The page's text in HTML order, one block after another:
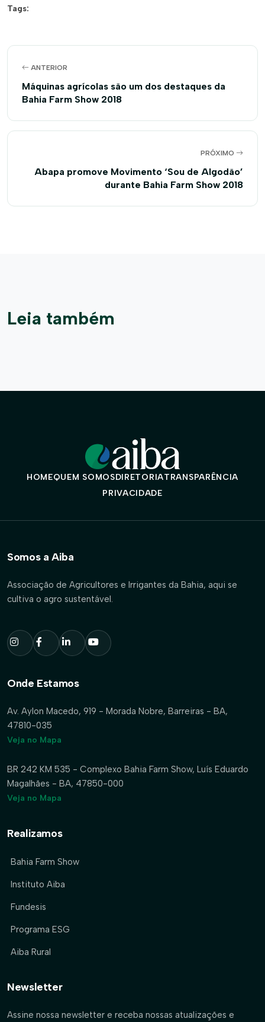
Tags:
ANTERIOR
Máquinas agrícolas são um dos destaques da
Bahia Farm Show 2018
PRÓXIMO
Abapa promove Movimento ‘Sou de Algodão’
durante Bahia Farm Show 2018
Leia também
HOMEQUEM SOMOSDIRETORIATRANSPARÊNCIA
PRIVACIDADE
Somos a Aiba
Associação de Agricultores e Irrigantes da Bahia, aqui se
cultiva o agro sustentável.
Onde Estamos
Av. Aylon Macedo, 919 - Morada Nobre, Barreiras - BA,
47810-035
Veja no Mapa
BR 242 KM 535 - Complexo Bahia Farm Show, Luís Eduardo
Magalhães - BA, 47850-000
Veja no Mapa
Realizamos
Bahia Farm Show
Instituto Aiba
Fundesis
Programa ESG
Aiba Rural
Newsletter
Assine nossa newsletter e receba nossas atualizações e